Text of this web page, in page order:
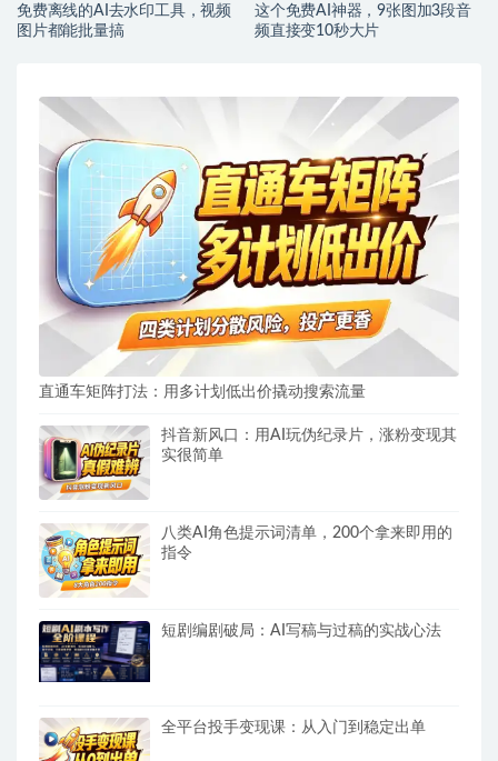
免费离线的AI去水印工具，视频
图片都能批量搞
这个免费AI神器，9张图加3段音
频直接变10秒大片
直通车矩阵打法：用多计划低出价撬动搜索流量
抖音新风口：用AI玩伪纪录片，涨粉变现其
实很简单
八类AI角色提示词清单，200个拿来即用的
指令
短剧编剧破局：AI写稿与过稿的实战心法
全平台投手变现课：从入门到稳定出单